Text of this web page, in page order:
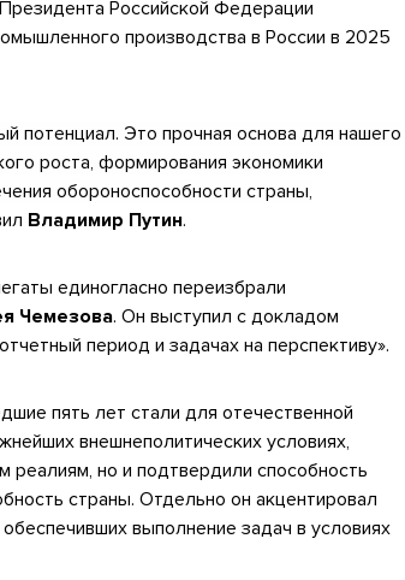
Российской Федерации
производства в России в 2025
потенциал. Это прочная основа для нашего
роста, формирования экономики
обороноспособности страны,
Владимир Путин.
единогласно переизбрали
Чемезова. Он выступил с докладом
период и задачах на перспективу».
пять лет стали для отечественной
внешнеполитических условиях,
реалиям, но и подтвердили способность
страны. Отдельно он акцентировал
выполнение задач в условиях